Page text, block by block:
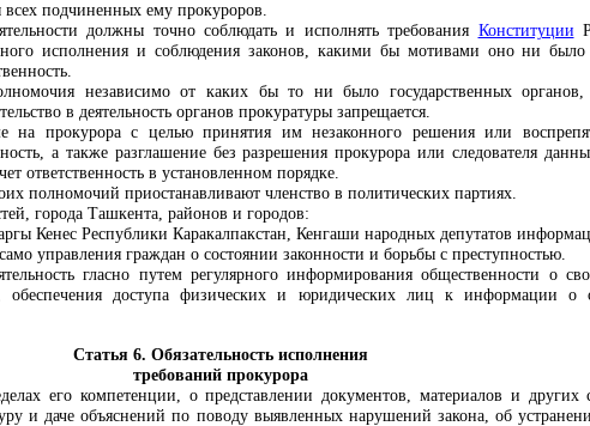
всех подчиненных ему прокуроров.
должны точно соблюдать и исполнять требования Конституции
исполнения и соблюдения законов, какими бы мотивами оно ни
независимо от каких бы то ни было государственных
в деятельность органов прокуратуры запрещается.
прокурора с целью принятия им незаконного решения или
а также разглашение без разрешения прокурора или следователя
ответственность в установленном порядке.
полномочий приостанавливают членство в политических партиях.
города Ташкента, районов и городов:
Кенес Республики Каракалпакстан, Кенгаши народных депутатов
управления граждан о состоянии законности и борьбы с преступностью.
гласно путем регулярного информирования общественности о
обеспечения доступа физических и юридических лиц к информации о
Статья 6. Обязательность исполнения
требований прокурора
его компетенции, о представлении документов, материалов и других
и даче объяснений по поводу выявленных нарушений закона, об